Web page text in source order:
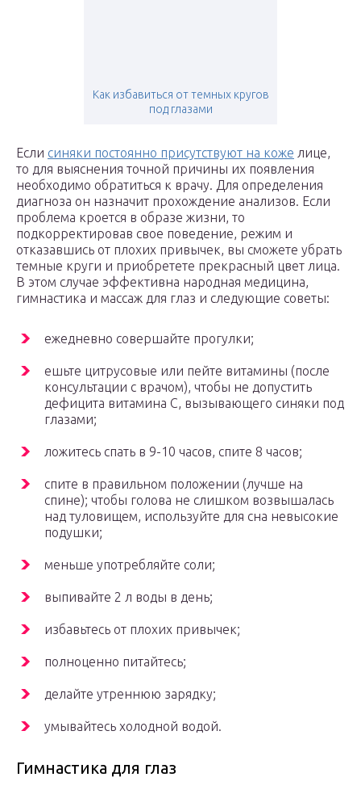
Как избавиться от темных кругов
под глазами
Если синяки постоянно присутствуют на коже лице,
то для выяснения точной причины их появления
необходимо обратиться к врачу. Для определения
диагноза он назначит прохождение анализов. Если
проблема кроется в образе жизни, то
подкорректировав свое поведение, режим и
отказавшись от плохих привычек, вы сможете убрать
темные круги и приобретете прекрасный цвет лица.
В этом случае эффективна народная медицина,
гимнастика и массаж для глаз и следующие советы:
ежедневно совершайте прогулки;
ешьте цитрусовые или пейте витамины (после
консультации с врачом), чтобы не допустить
дефицита витамина С, вызывающего синяки под
глазами;
ложитесь спать в 9-10 часов, спите 8 часов;
спите в правильном положении (лучше на
спине); чтобы голова не слишком возвышалась
над туловищем, используйте для сна невысокие
подушки;
меньше употребляйте соли;
выпивайте 2 л воды в день;
избавьтесь от плохих привычек;
полноценно питайтесь;
делайте утреннюю зарядку;
умывайтесь холодной водой.
Гимнастика для глаз